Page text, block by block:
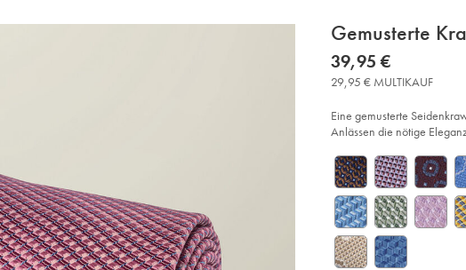
details
about
product:
Gemusterte
Details
https://www.charlestyrwhitt.com/de/
krawatte-
aus-
seide%C2%A0-
rosa/TIC2122PNK.html?
sourceCode=dmdefault
now
39,95
€
39,95 €
29,95 € MULTIKAUF
Eine gemusterte
Anlässen die nötige